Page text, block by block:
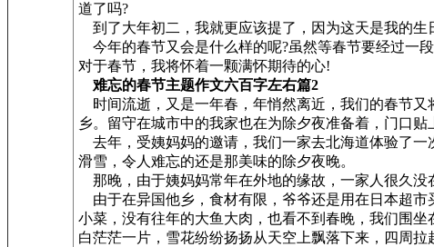
道了吗?
到了大年初二，我就更应该提了，因为这天是我的生
今年的春节又会是什么样的呢?虽然等春节要经过一
对于春节，我将怀着一颗满怀期待的心!
难忘的春节主题作文六百字左右篇2
时间流逝，又是一年春，年悄然离近，我们的春节又
乡。留守在城市中的我家也在为除夕夜准备着，门口
去年，受姨妈妈的邀请，我们一家去北海道体验了一
滑雪，令人难忘的还是那美味的除夕夜晚。
那晚，由于姨妈妈常年在外地的缘故，一家人很久没
由于在异国他乡，食材有限，爷爷还是用在日本超市
小菜，没有往年的大鱼大肉，也看不到春晚，我们围
白茫茫一片，雪花纷纷扬扬从天空上飘落下来，四周